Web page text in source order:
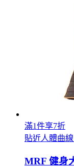
滿1件享7折
貼近人體曲
MRF 健身